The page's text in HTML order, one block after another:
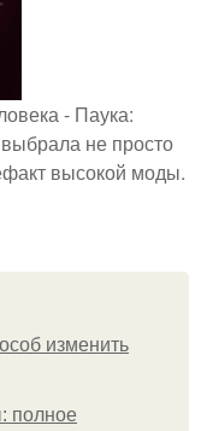
- Паука:
не просто
высокой моды.
изменить
полное